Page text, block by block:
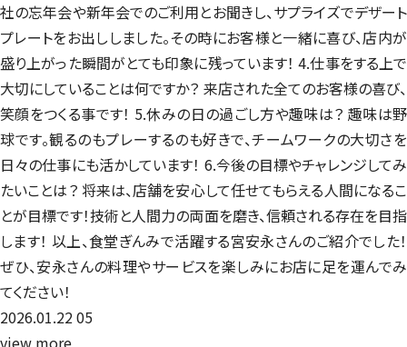
社の忘年会や新年会でのご利用とお聞きし、サプライズでデザート
プレートをお出ししました。その時にお客様と一緒に喜び、店内が
盛り上がった瞬間がとても印象に残っています！ 4.仕事をする上で
大切にしていることは何ですか？ 来店された全てのお客様の喜び、
笑顔をつくる事です！ 5.休みの日の過ごし方や趣味は？ 趣味は野
球です。観るのもプレーするのも好きで、チームワークの大切さを
日々の仕事にも活かしています！ 6.今後の目標やチャレンジしてみ
たいことは？ 将来は、店舗を安心して任せてもらえる人間になるこ
とが目標です！技術と人間力の両面を磨き、信頼される存在を目指
します！ 以上、食堂ぎんみで活躍する宮安永さんのご紹介でした！
ぜひ、安永さんの料理やサービスを楽しみにお店に足を運んでみ
てください！
2026.01.2205
view more